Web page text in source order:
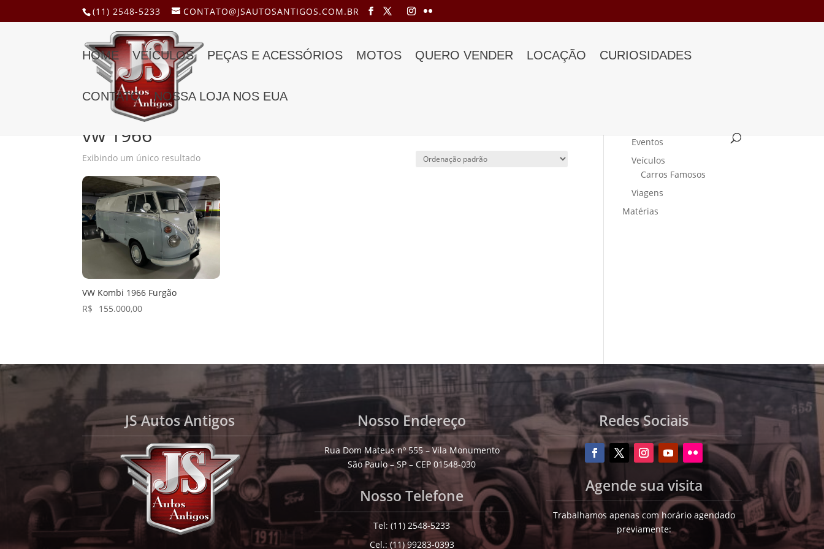
(11) 2548-5233 CONTATO@JSAUTOSANTIGOS.COM.BR
HOME VEÍCULOS PEÇAS E ACESSÓRIOS MOTOS QUERO VENDER LOCAÇÃO CURIOSIDADES
CONTATO NOSSA LOJA NOS EUA
/ Produtos marcados com a tag “vw 1966”
vw 1966
Exibindo um único resultado
VW Kombi 1966 Furgão
R$
155.000,00
Eventos
Veículos
Carros Famosos
Viagens
Matérias
JS Autos Antigos Nosso Endereço
Rua Dom Mateus nº 555 – Vila Monumento
São Paulo – SP – CEP 01548-030
Nosso Telefone
Tel: (11) 2548-5233
Cel.: (11) 99283-0393
Redes Sociais
Agende sua visita
Trabalhamos apenas com horário agendado
previamente: